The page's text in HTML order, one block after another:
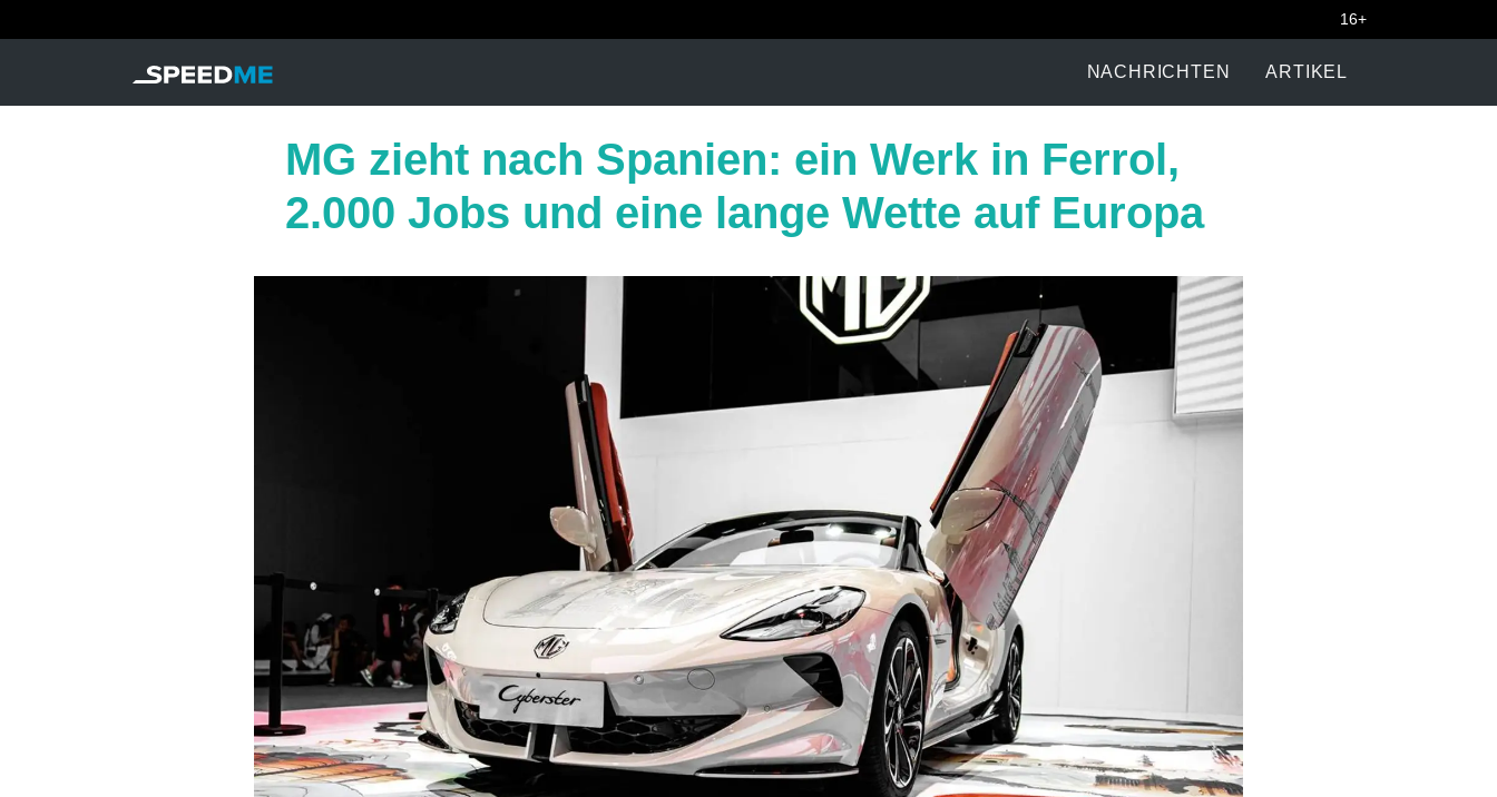
16+
NACHRICHTEN ARTIKEL
MG zieht nach Spanien: ein Werk in Ferrol,
2.000 Jobs und eine lange Wette auf Europa